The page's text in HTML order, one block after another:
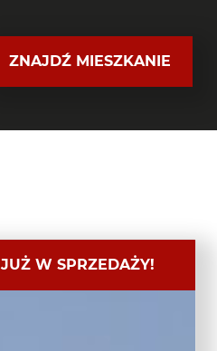
ZNAJDŹ MIESZKANIE
JUŻ W SPRZEDAŻY!